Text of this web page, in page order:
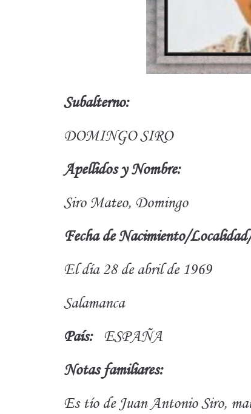
Subalterno:
DOMINGO SIRO
Apellidos y Nombre:
Siro Mateo, Domingo
Fecha de Nacimiento/
El día 28 de abril de 1969
Salamanca
País: ESPAÑA
Notas familiares:
Es tío de Juan Antonio Siro,